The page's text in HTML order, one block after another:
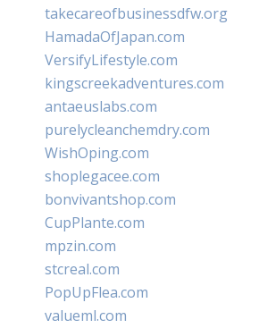
takecareofbusinessdfw.org
HamadaOfJapan.com
VersifyLifestyle.com
kingscreekadventures.com
antaeuslabs.com
purelycleanchemdry.com
WishOping.com
shoplegacee.com
bonvivantshop.com
CupPlante.com
mpzin.com
stcreal.com
PopUpFlea.com
valueml.com